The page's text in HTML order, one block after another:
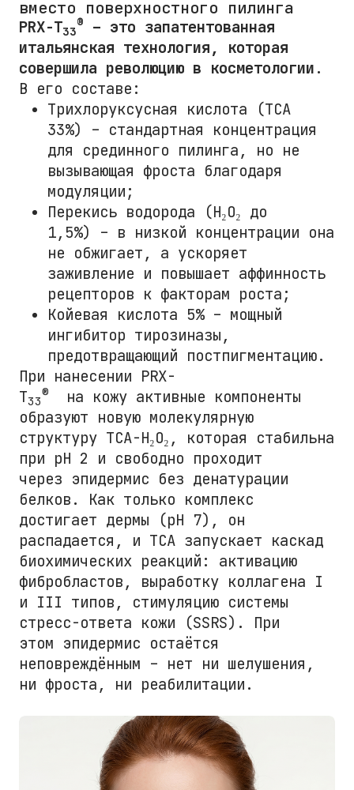
вместо поверхностного пилинга
PRX-T33
®
– это запатентованная
итальянская технология, которая
совершила революцию в косметологии .
В его составе:
Трихлоруксусная кислота (ТСА
33%) – стандартная концентрация
для срединного пилинга, но не
вызывающая фроста благодаря
модуляции;
Перекись водорода (H₂O₂ до
1,5%) – в низкой концентрации она
не обжигает, а ускоряет
заживление и повышает аффинность
рецепторов к факторам роста;
Койевая кислота 5% – мощный
ингибитор тирозиназы,
предотвращающий постпигментацию.
При нанесении PRX-
T33
®
на кожу активные компоненты
образуют новую молекулярную
структуру TCA-H₂O₂, которая стабильна
при pH 2 и свободно проходит
через эпидермис без денатурации
белков. Как только комплекс
достигает дермы (pH 7), он
распадается, и ТСА запускает каскад
биохимических реакций: активацию
фибробластов, выработку коллагена I
и III типов, стимуляцию системы
стресс-ответа кожи (SSRS). При
этом эпидермис остаётся
неповреждённым – нет ни шелушения,
ни фроста, ни реабилитации.